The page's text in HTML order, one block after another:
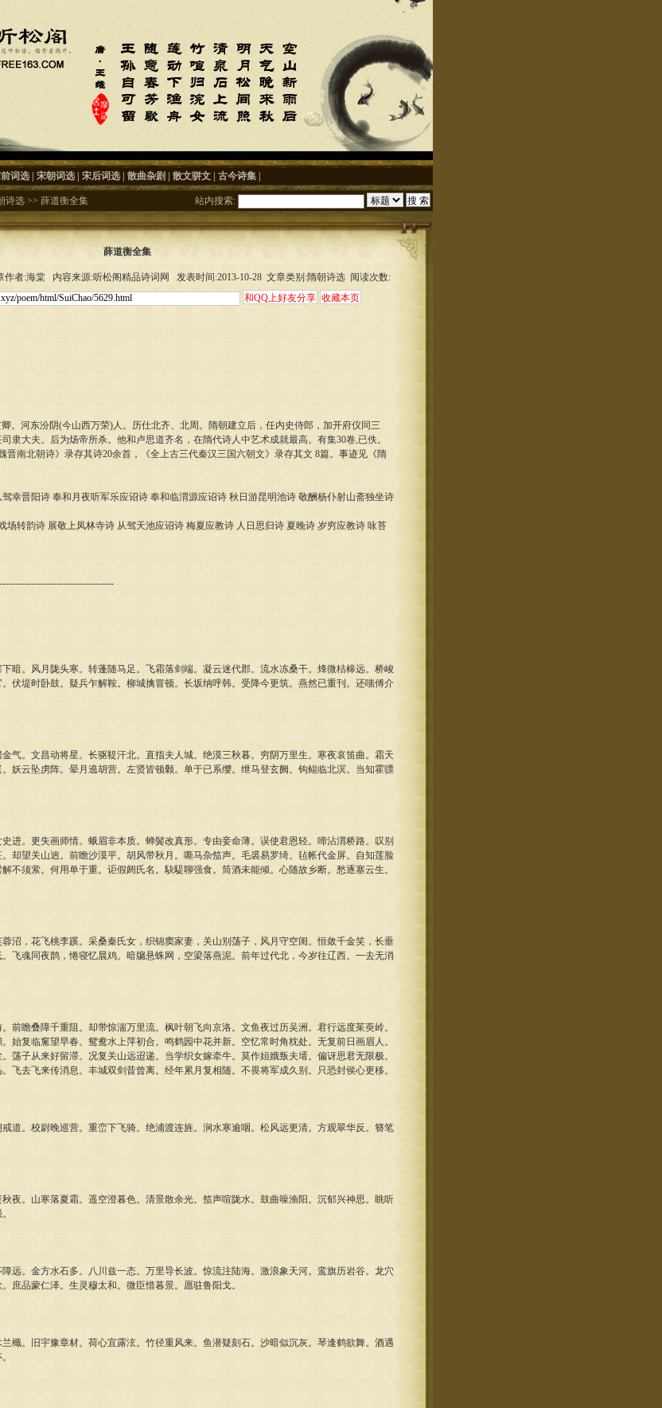
词选 宋朝词选 宋后词选 散曲杂剧 散文骈文 古今诗集
诗选 >> 薛道衡全集 站内搜索:
薛道衡全集
作者:海棠 内容来源:听松阁精品诗词网 发表时间:2013-10-28 文章类别:隋朝诗选 阅读次数:
。河东汾阴(今山西万荣)人。历仕北齐、北周。隋朝建立后，任内史侍郎，加开府仪同三
隶大夫。后为炀帝所杀。他和卢思道齐名，在隋代诗人中艺术成就最高。有集30卷,已佚。
晋南北朝诗》录存其诗20余首，《全上古三代秦汉三国六朝文》录存其文 8篇。事迹见《隋
幸晋阳诗 奉和月夜听军乐应诏诗 奉和临渭源应诏诗 秋日游昆明池诗 敬酬杨仆射山斋独坐诗
场转韵诗 展敬上凤林寺诗 从驾天池应诏诗 梅夏应教诗 人日思归诗 夏晚诗 岁穷应教诗 咏苔
暗。风月陇头寒。转蓬随马足。飞霜落剑端。凝云迷代郡。流水冻桑干。烽微桔槔远。桥峻
伏堤时卧鼓。疑兵乍解鞍。柳城擒冒顿。长坂纳呼韩。受降今更筑。燕然已重刊。还嗤傅介
气。文昌动将星。长驱鞮汗北。直指夫人城。绝漠三秋暮。穷阴万里生。寒夜哀笛曲。霜天
妖云坠虏阵。晕月遶胡营。左贤皆顿颡。单于已系缨。绁马登玄阙。钩鲲临北溟。当知霍骠
进。更失画师情。蛾眉非本质。蝉鬓改真形。专由妾命薄。误使君恩轻。啼沾渭桥路。叹别
却望关山逈。前瞻沙漠平。胡风带秋月。嘶马杂笳声。毛裘易罗绮。毡帐代金屏。自知莲脸
不须萦。何用单于重。讵假阏氏名。駃騠聊强食。筒酒未能倾。心随故乡断。愁逐塞云生。
沼，花飞桃李蹊。采桑秦氏女，织锦窦家妻，关山别荡子，风月守空闺。恒敛千金笑，长垂
飞魂同夜鹊，惓寝忆晨鸡。暗牖悬蛛网，空梁落燕泥。前年过代北，今岁往辽西。一去无消
前瞻叠障千重阻。却带惊湍万里流。枫叶朝飞向京洛。文鱼夜过历吴洲。君行远度茱萸岭。
始复临窻望早春。鸳鸯水上萍初合。鸣鹤园中花并新。空忆常时角枕处。无复前日画眉人。
荡子从来好留滞。况复关山远迢递。当学织女嫁牵牛。莫作姮娥叛夫壻。偏讶思君无限极。
飞去飞来传消息。丰城双剑昔曾离。经年累月复相随。不畏将军成久别。只恐封侯心更移。
道。校尉晚巡营。重峦下飞骑。绝浦渡连旌。涧水寒逾咽。松风远更清。方观翠华反。簪笔
夜。山寒落夏霜。遥空澄暮色。清景散余光。笳声喧陇水。鼓曲噪渔阳。沉郁兴神思。眺听
远。金方水石多。八川兹一态。万里导长波。惊流注陆海。激浪象天河。鸾旗历岩谷。龙穴
庶品蒙仁泽。生灵穆太和。微臣惜暮景。愿驻鲁阳戈。
檝。旧宇豫章材。荷心宜露泫。竹径重风来。鱼潜疑刻石。沙暗似沉灰。琴逢鹤欲舞。酒遇